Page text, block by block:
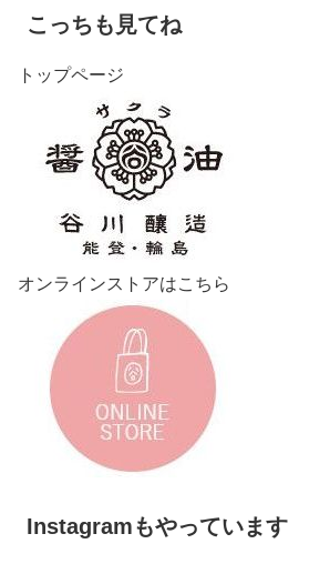
こっちも見てね
トップページ
オンラインストアはこちら
Instagramもやっています